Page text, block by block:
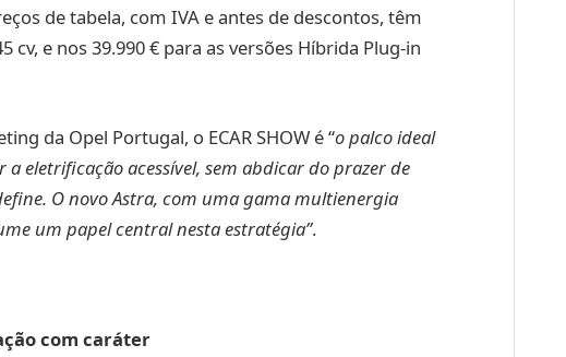
de tabela, com IVA e antes de descontos, têm
cv, e nos 39.990 € para as versões Híbrida Plug‑in
da Opel Portugal, o ECAR SHOW é “o palco ideal
eletrificação acessível, sem abdicar do prazer de
O novo Astra, com uma gama multienergia
um papel central nesta estratégia”.
com caráter